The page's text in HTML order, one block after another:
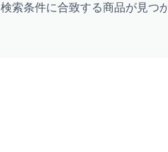
検索条件に合致する商品が見つ